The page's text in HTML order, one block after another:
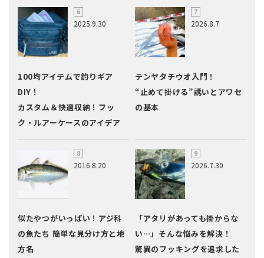
2025.9.30
100均アイテムで釣りギア
DIY！
カスタム＆快適収納！フッ
ク・ルアーケースのアイデア
2026.8.7
テンヤタチウオ入門！
“止めて掛ける”誘いとアワセ
の基本
2016.8.20
似たやつがいっぱい！アジ科
の魚たち 簡単な見分け方と地
方名
2026.7.30
「アタリがあっても掛からな
い…」そんな悩みを解決！
驚異のフッキングを追求した